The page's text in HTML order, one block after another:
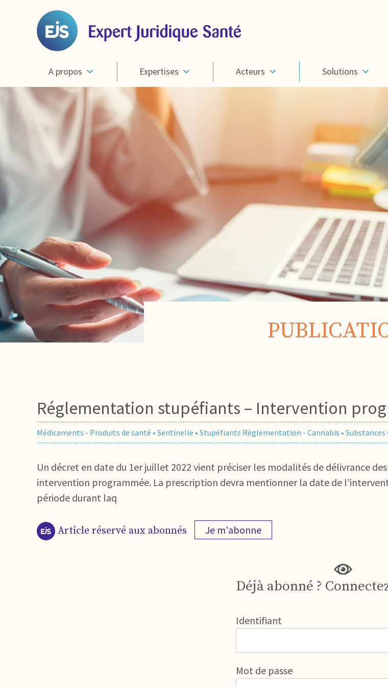
A propos Expertises Acteurs Solutions
Réglementation stupéfiants – Intervention
Médicaments - Produits de santé • Sentinelle • Stupéfiants Réglementation - Cannabis •
Un décret en date du 1er juillet 2022 vient préciser les modalités de délivrance
intervention programmée. La prescription devra mentionner la date de
période durant laq
Article réservé aux abonnés Je m'abonne
Déjà abonné ?
Identifiant
Mot de passe